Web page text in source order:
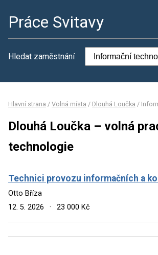
Práce Svitavy
Hledat zaměstnání
Hlavní strana / Volná místa / Dlouhá Loučka /
Dlouhá Loučka – volná
technologie
Technici provozu informačních a
Otto Bříza
12. 5. 2026
· 23 000 Kč